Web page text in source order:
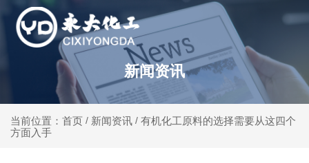
新闻资讯
当前位置：首页 / 新闻资讯 / 有机化工原料的选择需要从这四个
方面入手